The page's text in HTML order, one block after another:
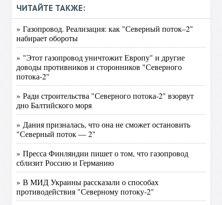
ЧИТАЙТЕ ТАКЖЕ:
» Газопровод. Реализация: как "Северный поток–2"
набирает обороты
» "Этот газопровод уничтожит Европу" и другие
доводы противников и сторонников "Северного
потока-2"
» Ради строительства "Северного потока-2" взорвут
дно Балтийского моря
» Дания призналась, что она не сможет остановить
"Северный поток — 2"
» Пресса Финляндии пишет о том, что газопровод
сблизит Россию и Германию
» В МИД Украины рассказали о способах
противодействия "Северному потоку-2"